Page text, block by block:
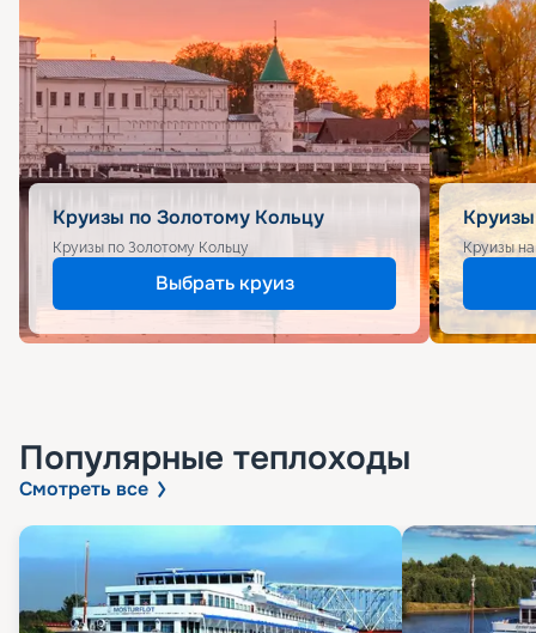
Круизы по Золотому Кольцу
Круизы по Золотому Кольцу
Выбрать круиз
Круизы
Популярные теплоходы
Смотреть все